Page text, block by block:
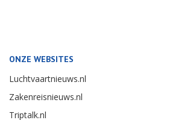
ONZE WEBSITES
Luchtvaartnieuws.nl
Zakenreisnieuws.nl
Triptalk.nl